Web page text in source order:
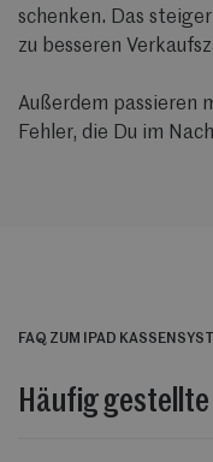
schenken. Das
zu besseren
Außerdem passieren
Fehler, die Du im
FAQ ZUM IPAD
Häufig